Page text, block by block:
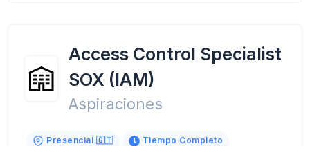
Access Control Specialist
SOX (IAM)
Aspiraciones
Presencial 🇬🇹 Tiempo Completo